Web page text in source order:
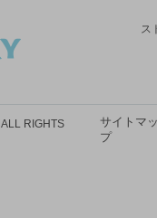
ス
ALL RIGHTS
サイトマ
プ